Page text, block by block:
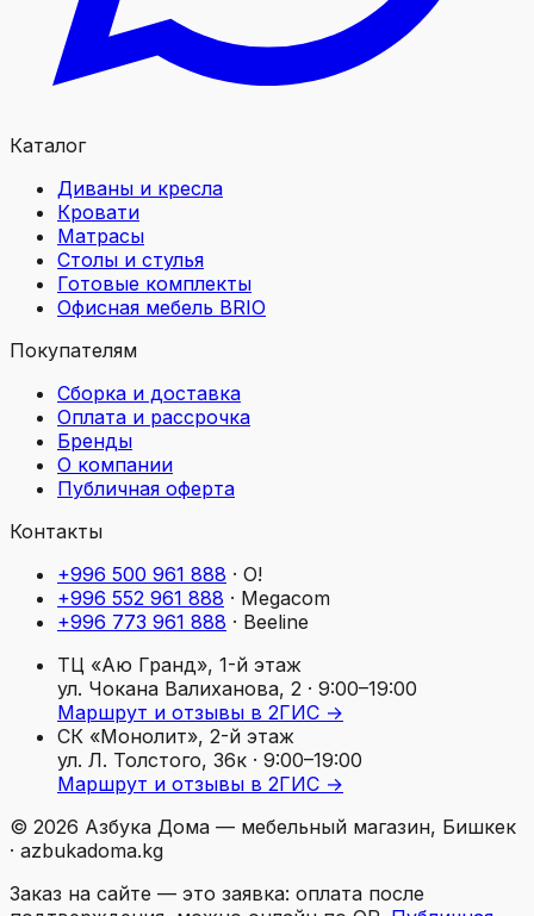
Каталог
Диваны и кресла
Кровати
Матрасы
Столы и стулья
Готовые комплекты
Офисная мебель BRIO
Покупателям
Сборка и доставка
Оплата и рассрочка
Бренды
О компании
Публичная оферта
Контакты
+996 500 961 888 · O!
+996 552 961 888 · Megacom
+996 773 961 888 · Beeline
ТЦ «Аю Гранд», 1-й этаж
ул. Чокана Валиханова, 2 · 9:00–19:00
Маршрут и отзывы в 2ГИС →
СК «Монолит», 2-й этаж
ул. Л. Толстого, 36к · 9:00–19:00
Маршрут и отзывы в 2ГИС →
© 2026 Азбука Дома — мебельный магазин, Бишкек
· azbukadoma.kg
Заказ на сайте — это заявка: оплата после